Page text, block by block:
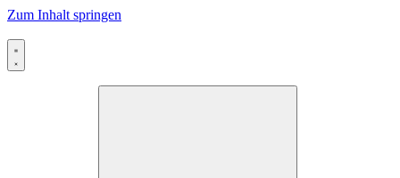
Zum Inhalt springen